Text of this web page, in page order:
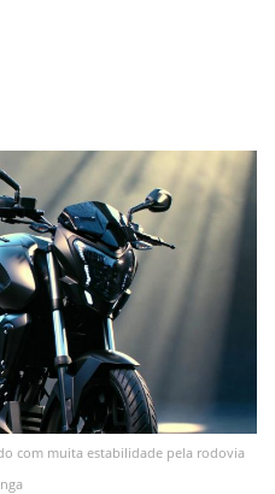
com muita estabilidade pela rodovia